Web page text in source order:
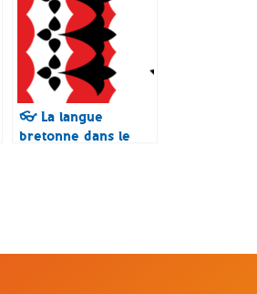
👓 La langue
bretonne dans le